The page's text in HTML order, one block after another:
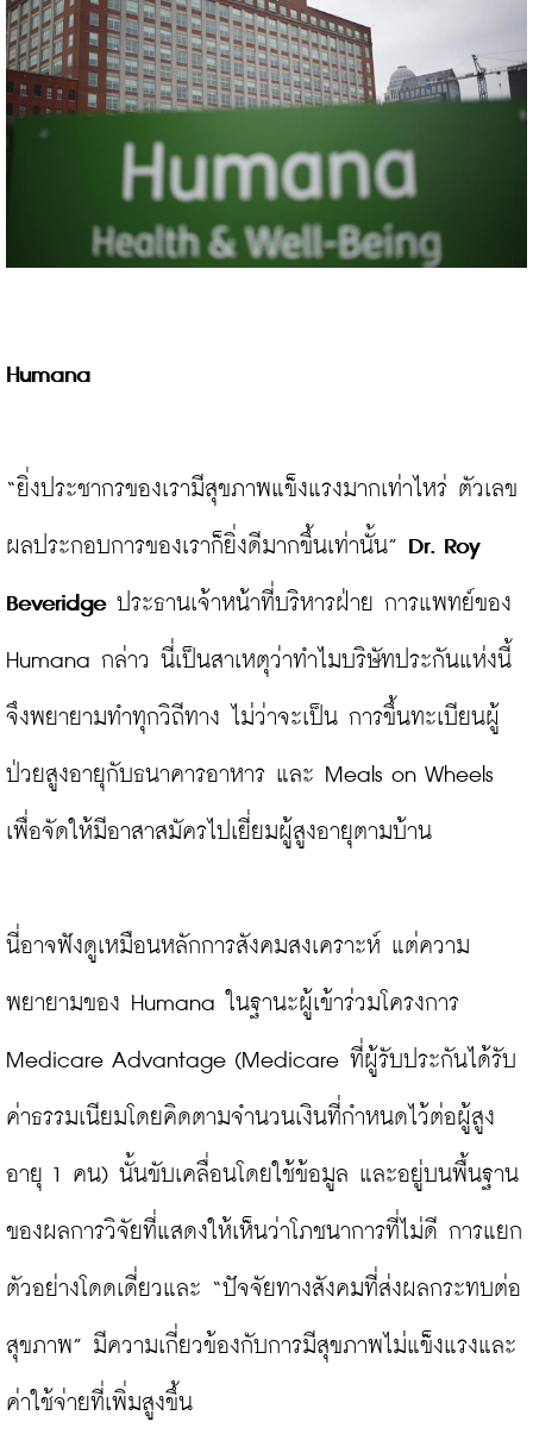
Humana
“ยิ่งประชากรของเรามีสุขภาพแข็งแรงมากเท่าไหร่ ตัวเลข
ผลประกอบการของเราก็ยิ่งดีมากขึ้นเท่านั้น” Dr. Roy
Beveridge ประธานเจ้าหน้าที่บริหารฝ่าย การแพทย์ของ
Humana กล่าว นี่เป็นสาเหตุว่าทำไมบริษัทประกันแห่งนี้
จึงพยายามทำทุกวิถีทาง ไม่ว่าจะเป็น การขึ้นทะเบียนผู้
ป่วยสูงอายุกับธนาคารอาหาร และ Meals on Wheels
เพื่อจัดให้มีอาสาสมัครไปเยี่ยมผู้สูงอายุตามบ้าน
นี่อาจฟังดูเหมือนหลักการสังคมสงเคราะห์ แต่ความ
พยายามของ Humana ในฐานะผู้เข้าร่วมโครงการ
Medicare Advantage (Medicare ที่ผู้รับประกันได้รับ
ค่าธรรมเนียมโดยคิดตามจำนวนเงินที่กำหนดไว้ต่อผู้สูง
อายุ 1 คน) นั้นขับเคลื่อนโดยใช้ข้อมูล และอยู่บนพื้นฐาน
ของผลการวิจัยที่แสดงให้เห็นว่าโภชนาการที่ไม่ดี การแยก
ตัวอย่างโดดเดี่ยวและ “ปัจจัยทางสังคมที่ส่งผลกระทบต่อ
สุขภาพ” มีความเกี่ยวข้องกับการมีสุขภาพไม่แข็งแรงและ
ค่าใช้จ่ายที่เพิ่มสูงขึ้น